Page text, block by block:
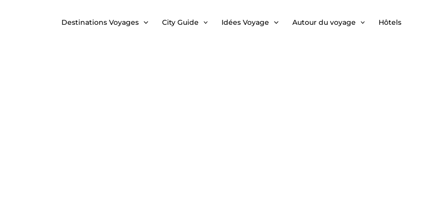
Destinations Voyages City Guide Idées Voyage Autour du voyage Hôtels